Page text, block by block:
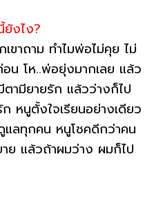
งไง?
ขาถาม ทำไมพ่อไม่คุย ไม่
อน โห..พ่อยุ่งมากเลย แล้ว
ามียายรัก แล้วว่างก็ไป
หนูตั้งใจเรียนอย่างเดียว
แลทุกคน หนูโชคดีกว่าคน
แล้วถ้าผมว่าง ผมก็ไป